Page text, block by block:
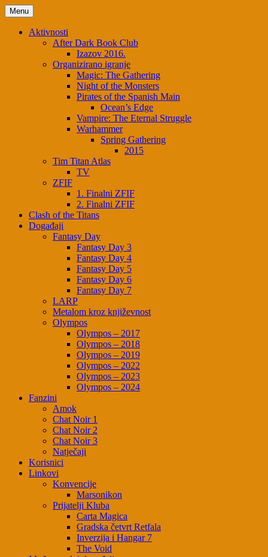
Skip
to
content
Menu
Aktivnosti
After Dark Book Club
Izazov 2016.
Organizirano igranje
Magic: The Gathering
Night of the Monsters
Pirates of the Spanish Main
Ocean’s Edge
Vampire: The Eternal Struggle
Warhammer
Spring Gathering
2015
Tim Titan Atlas
TV
ZFIF
1. Finalni ZFIF
2. Finalni ZFIF
Clash of the Titans
Događaji
Fantasy Day
Fantasy Day 3
Fantasy Day 4
Fantasy Day 5
Fantasy Day 6
Fantasy Day 7
LARP
Metalom kroz književnost
Olympos
Olympos – 2017
Olympos – 2018
Olympos – 2019
Olympos – 2022
Olympos – 2023
Olympos – 2024
Fanzini
Amok
Chat Noir 1
Chat Noir 2
Chat Noir 3
Natječaji
Korisnici
Linkovi
Konvencije
Marsonikon
Prijatelji Kluba
Carta Magica
Gradska četvrt Retfala
Inverzija i Hangar 7
The Void